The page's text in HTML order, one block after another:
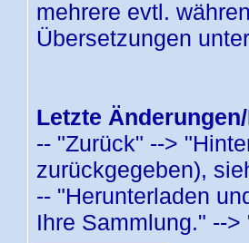
mehrere evtl.
Übersetzungen
Letzte
-- "Zurück" -->
zurückgegeben),
-- "Herunterladen
Ihre Sammlung." --